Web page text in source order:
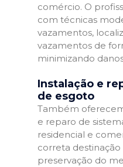
comércio. O
com técnicas
vazamentos,
vazamentos de
minimizando
Instalação e
de esgoto
Também
e reparo de
residencial e
correta destinação
preservação do